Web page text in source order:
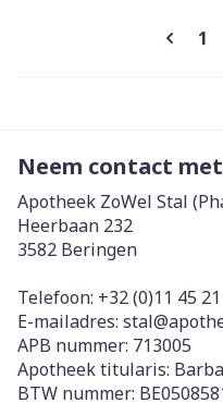
U
1
Neem contact
Apotheek ZoWel Stal
Heerbaan 232
3582 Beringen
Telefoon: +32 (0)11 45
E-mailadres: stal@
APB nummer: 713005
Apotheek titularis:
BTW nummer: